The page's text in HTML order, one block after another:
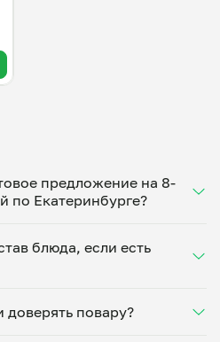
предложение на 8-
по Екатеринбурге?
и получите свежее
порции прямо с плиты.
в личном
связаться напрямую в
блюда, если есть
специи, снизит
доверять повару?